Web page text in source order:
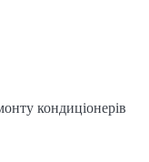
кондиціонерів